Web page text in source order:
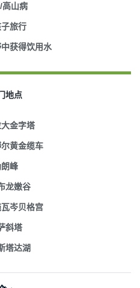
高山病
旅行
获得饮用水
地点
金字塔
黄金缆车
峰
龙嫩谷
岑贝格宫
斜塔
塔达湖